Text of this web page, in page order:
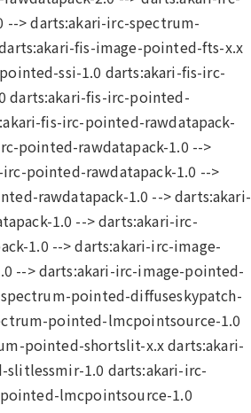
> darts:akari-irc-spectrum-
fis-image-pointed-fts-x.x
ssi-1.0 darts:akari-fis-irc-
darts:akari-fis-irc-pointed-
fis-irc-pointed-rawdatapack-
pointed-rawdatapack-1.0 -->
pointed-rawdatapack-1.0 -->
rawdatapack-1.0 --> darts:akari-
1.0 --> darts:akari-irc-
1.0 --> darts:akari-irc-image-
--> darts:akari-irc-image-pointed-
pointed-diffuseskypatch-
pointed-lmcpointsource-1.0
pointed-shortslit-x.x darts:akari-
1.0 darts:akari-irc-
lmcpointsource-1.0